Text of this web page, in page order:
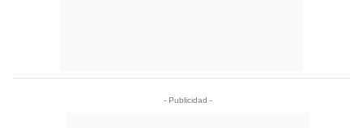
- Publicidad -